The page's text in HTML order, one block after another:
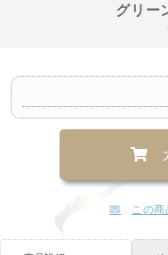
グリー
この